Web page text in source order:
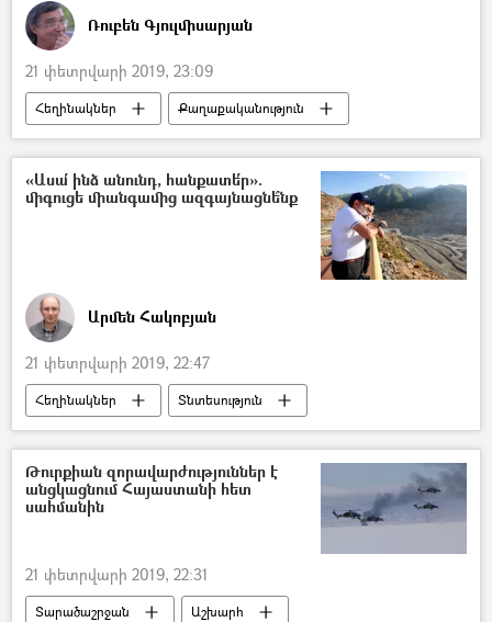
Ռուբեն Գյուլմիսարյան
21 փետրվարի 2019, 23:09
Հեղինակներ
Քաղաքականություն
Հայաստան
Հայկ Մարության
«Թավշյա հեղափոխություն»
Երևանի ավագանու ընտրություններ
«Ասա՛ ինձ անունդ, հանքատե՛ր».
միգուցե միանգամից ազգայնացնե՞նք
Արմեն Հակոբյան
21 փետրվարի 2019, 22:47
Հեղինակներ
Տնտեսություն
Հայաստան
ՀՀ կառավարություն
Թուրքիան զորավարժություններ է
անցկացնում Հայաստանի հետ
սահմանին
21 փետրվարի 2019, 22:31
Տարածաշրջան
Աշխարհ